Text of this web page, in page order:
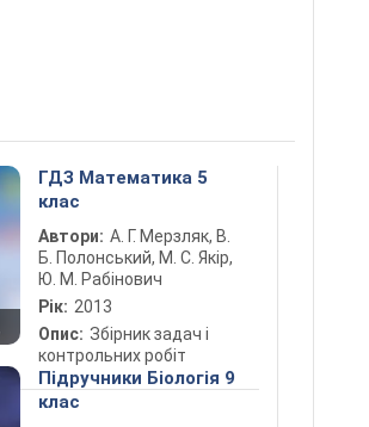
ГДЗ Математика 5
клас
Автори: А. Г. Мерзляк, В.
Б. Полонський, М. С. Якір,
Ю. М. Рабінович
Рік: 2013
Опис: Збірник задач і
контрольних робіт
Підручники Біологія 9
клас